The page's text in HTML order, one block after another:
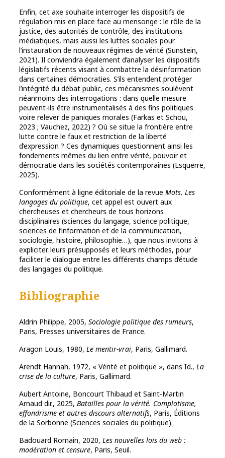
Enfin, cet axe souhaite interroger les dispositifs de
régulation mis en place face au mensonge : le rôle de la
justice, des autorités de contrôle, des institutions
médiatiques, mais aussi les luttes sociales pour
l’instauration de nouveaux régimes de vérité (Sunstein,
2021). Il conviendra également d’analyser les dispositifs
législatifs récents visant à combattre la désinformation
dans certaines démocraties. S’ils entendent protéger
l’intégrité du débat public, ces mécanismes soulèvent
néanmoins des interrogations : dans quelle mesure
peuvent-ils être instrumentalisés à des fins politiques
voire relever de paniques morales (Farkas et Schou,
2023 ; Vauchez, 2022) ? Où se situe la frontière entre
lutte contre le faux et restriction de la liberté
d’expression ? Ces dynamiques questionnent ainsi les
fondements mêmes du lien entre vérité, pouvoir et
démocratie dans les sociétés contemporaines (Esquerre,
2025).
Conformément à ligne éditoriale de la revue Mots. Les
langages du politique, cet appel est ouvert aux
chercheuses et chercheurs de tous horizons
disciplinaires (sciences du langage, science politique,
sciences de l’information et de la communication,
sociologie, histoire, philosophie…), que nous invitons à
expliciter leurs présupposés et leurs méthodes, pour
faciliter le dialogue entre les différents champs d’étude
des langages du politique.
Bibliographie
Aldrin Philippe, 2005, Sociologie politique des rumeurs,
Paris, Presses universitaires de France.
Aragon Louis, 1980, Le mentir-vrai, Paris, Gallimard.
Arendt Hannah, 1972, « Vérité et politique », dans Id., La
crise de la culture, Paris, Gallimard.
Aubert Antoine, Boncourt Thibaud et Saint-Martin
Arnaud dir., 2025, Batailles pour la vérité. Complotisme,
effondrisme et autres discours alternatifs, Paris, Éditions
de la Sorbonne (Sciences sociales du politique).
Badouard Romain, 2020, Les nouvelles lois du web :
modération et censure, Paris, Seuil.